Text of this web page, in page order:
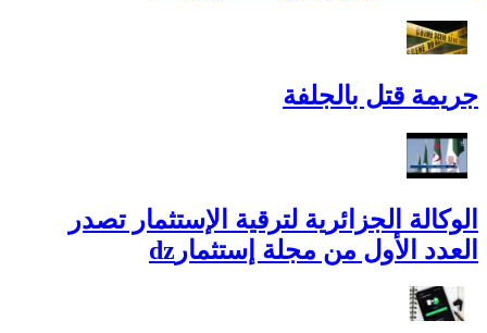
جريمة قتل بالجلفة
الوكالة الجزائرية لترقية الإستثمار تصدر
العدد الأول من مجلة إستثمارdz